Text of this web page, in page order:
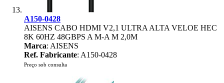
A150-0428
AISENS CABO HDMI V2,1 ULTRA ALTA VELOE HEC
8K 60HZ 48GBPS A M-A M 2,0M
Marca: AISENS
Ref. Fabricante: A150-0428
Preço sob consulta